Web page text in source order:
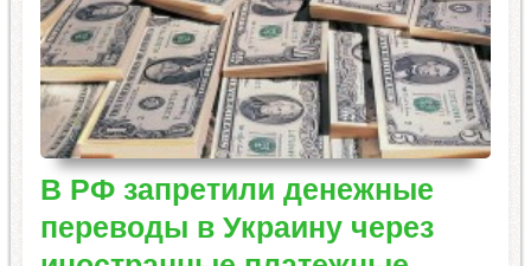
В РФ запретили денежные
переводы в Украину через